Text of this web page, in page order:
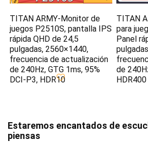
TITAN ARMY-Monitor de
juegos P2510S, pantalla IPS
rápida QHD de 24,5
pulgadas, 2560×1440,
frecuencia de actualización
de 240Hz, GTG 1ms, 95%
DCI-P3, HDR10
TITAN
para
Panel
de
HDR400
Estaremos encantados de
piensas